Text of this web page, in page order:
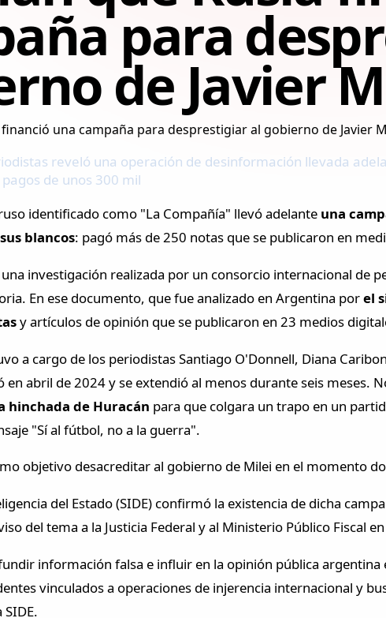
para
de Javier
reveló una operación de desinformación llevada
de unos 300 mil
identificado como "La Compañía" llevó adelante una
blancos: pagó más de 250 notas que se publicaron en
investigación realizada por un consorcio internacional de
En ese documento, que fue analizado en Argentina porel
y artículos de opinión que se publicaron en 23 medios
a cargo de los periodistas Santiago O'Donnell, Diana
en abril de 2024 y se extendió al menos durante seis
hinchada de Huracán para que colgara un trapo en un
"Sí al fútbol, no a la guerra".
objetivo desacreditar al gobierno de Milei en el momento
del Estado (SIDE) confirmó la existencia de dicha
del tema a la Justicia Federal y al Ministerio Público Fiscal
información falsa e influir en la opinión pública
vinculados a operaciones de injerencia internacional y